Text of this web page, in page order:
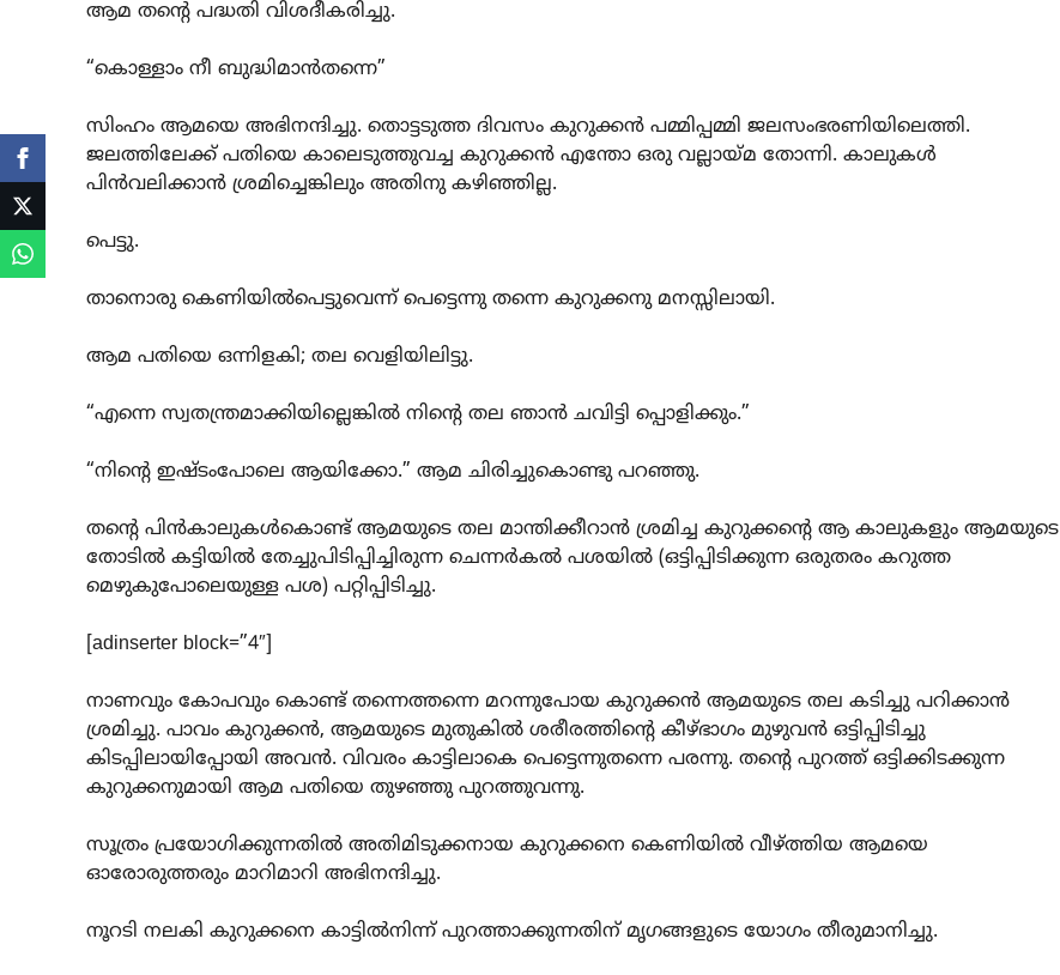
ആമ തന്റെ പദ്ധതി വിശദീകരിച്ചു.
“കൊള്ളാം നീ ബുദ്ധിമാന്‍തന്നെ”
സിംഹം ആമയെ അഭിനന്ദിച്ചു. തൊട്ടടുത്ത ദിവസം കുറുക്കന്‍ പമ്മിപ്പമ്മി ജലസംഭരണിയിലെത്തി.
ജലത്തിലേക്ക്‌ പതിയെ കാലെടുത്തുവച്ച കുറുക്കന്‍ എന്തോ ഒരു വല്ലായ്മ തോന്നി. കാലുകള്‍
പിന്‍വലിക്കാന്‍ ശ്രമിച്ചെങ്കിലും അതിനു കഴിഞ്ഞില്ല.
പെട്ടു.
താനൊരു കെണിയില്‍പെട്ടുവെന്ന്‌ പെട്ടെന്നു തന്നെ കുറുക്കനു മനസ്സിലായി.
ആമ പതിയെ ഒന്നിളകി; തല വെളിയിലിട്ടു.
“എന്നെ സ്വതന്ത്രമാക്കിയില്ലെങ്കില്‍ നിന്റെ തല ഞാന്‍ ചവിട്ടി പ്പൊളിക്കും.”
“നിന്റെ ഇഷ്ടംപോലെ ആയിക്കോ.” ആമ ചിരിച്ചുകൊണ്ടു പറഞ്ഞു.
തന്റെ പിന്‍കാലുകള്‍കൊണ്ട്‌ ആമയുടെ തല മാന്തിക്കീറാന്‍ ശ്രമിച്ച കുറുക്കന്റെ ആ കാലുകളും ആമയുടെ
തോടില്‍ കട്ടിയില്‍ തേച്ചുപിടിപ്പിച്ചിരുന്ന ചെന്നര്‍കല്‍ പശയില്‍ (ഒട്ടിപ്പിടിക്കുന്ന ഒരുതരം കറുത്ത
മെഴുകുപോലെയുള്ള പശ) പറ്റിപ്പിടിച്ചു.
[adinserter block=”4″]
നാണവും കോപവും കൊണ്ട്‌ തന്നെത്തന്നെ മറന്നുപോയ കുറുക്കന്‍ ആമയുടെ തല കടിച്ചു പറിക്കാന്‍
ശ്രമിച്ചു. പാവം കുറുക്കന്‍, ആമയുടെ മുതുകില്‍ ശരീരത്തിന്റെ കീഴ്ഭാഗം മുഴുവന്‍ ഒട്ടിപ്പിടിച്ചു
കിടപ്പിലായിപ്പോയി അവന്‍. വിവരം കാട്ടിലാകെ പെട്ടെന്നുതന്നെ പരന്നു. തന്റെ പുറത്ത്‌ ഒട്ടിക്കിടക്കുന്ന
കുറുക്കനുമായി ആമ പതിയെ തുഴഞ്ഞു പുറത്തുവന്നു.
സൂത്രം പ്രയോഗിക്കുന്നതില്‍ അതിമിടുക്കനായ കുറുക്കനെ കെണിയില്‍ വീഴ്ത്തിയ ആമയെ
ഓരോരുത്തരും മാറിമാറി അഭിനന്ദിച്ചു.
നൂറടി നലകി കുറുക്കനെ കാട്ടില്‍നിന്ന്‌ പുറത്താക്കുന്നതിന്‌ മൃഗങ്ങളുടെ യോഗം തീരുമാനിച്ചു.